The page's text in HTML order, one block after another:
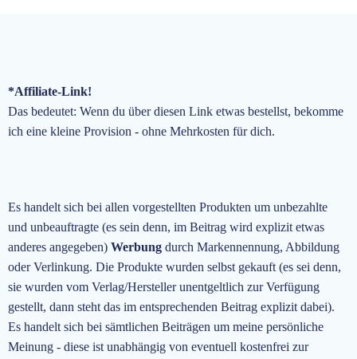
*Affiliate-Link!
Das bedeutet: Wenn du über diesen Link etwas bestellst, bekomme
ich eine kleine Provision - ohne Mehrkosten für dich.
Es handelt sich bei allen vorgestellten Produkten um unbezahlte
und unbeauftragte (es sein denn, im Beitrag wird explizit etwas
anderes angegeben) Werbung durch Markennennung, Abbildung
oder Verlinkung. Die Produkte wurden selbst gekauft (es sei denn,
sie wurden vom Verlag/Hersteller unentgeltlich zur Verfügung
gestellt, dann steht das im entsprechenden Beitrag explizit dabei).
Es handelt sich bei sämtlichen Beiträgen um meine persönliche
Meinung - diese ist unabhängig von eventuell kostenfrei zur